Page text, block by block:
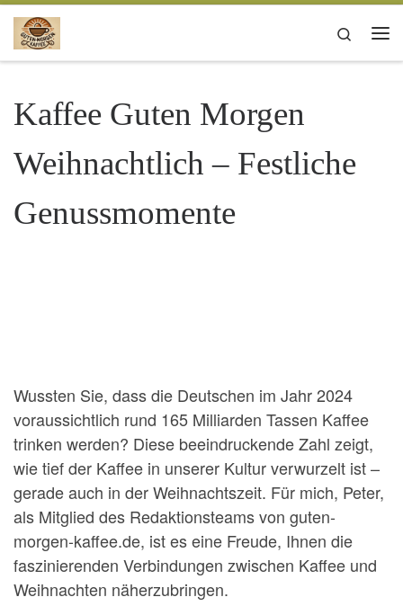
Zum Inhalt springen
Search
Kaffee Guten Morgen
Weihnachtlich – Festliche
Genussmomente
Wussten Sie, dass die Deutschen im Jahr 2024
voraussichtlich rund 165 Milliarden Tassen Kaffee
trinken werden? Diese beeindruckende Zahl zeigt,
wie tief der Kaffee in unserer Kultur verwurzelt ist –
gerade auch in der Weihnachtszeit. Für mich, Peter,
als Mitglied des Redaktionsteams von guten-
morgen-kaffee.de, ist es eine Freude, Ihnen die
faszinierenden Verbindungen zwischen Kaffee und
Weihnachten näherzubringen.